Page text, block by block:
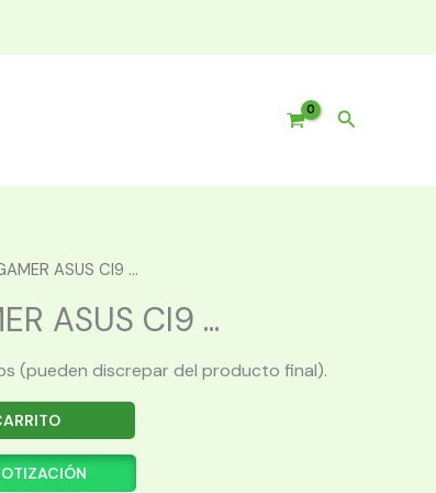
Buscar
ASUS CI9 ...
ASUS CI9 ...
(pueden discrepar del producto final).